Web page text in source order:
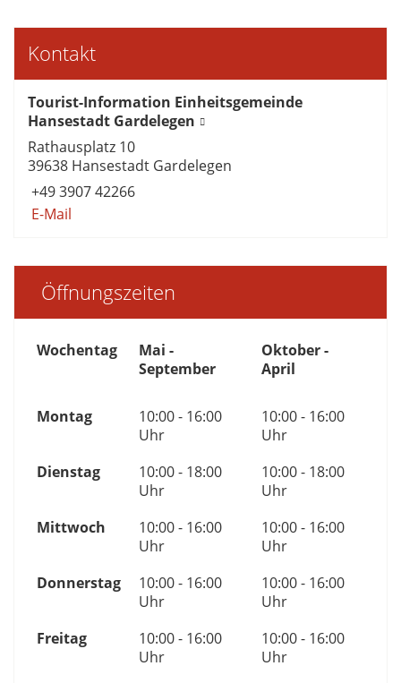
Kontakt
Tourist-Information Einheitsgemeinde
Hansestadt Gardelegen
Rathausplatz 10
39638 Hansestadt Gardelegen
+49 3907 42266
E-Mail
Öffnungszeiten
Wochentag
Mai -
September
Oktober -
April
Montag
10:00 - 16:00
Uhr
10:00 - 16:00
Uhr
Dienstag
10:00 - 18:00
Uhr
10:00 - 18:00
Uhr
Mittwoch
10:00 - 16:00
Uhr
10:00 - 16:00
Uhr
Donnerstag
10:00 - 16:00
Uhr
10:00 - 16:00
Uhr
Freitag
10:00 - 16:00
Uhr
10:00 - 16:00
Uhr